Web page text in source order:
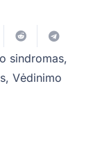
sindromas,
, Vėdinimo